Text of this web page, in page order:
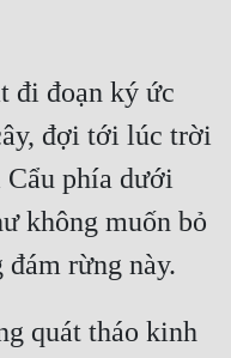
đi đoạn ký ức
đợi tới lúc trời
Cẩu phía dưới
không muốn bỏ
quát tháo kinh